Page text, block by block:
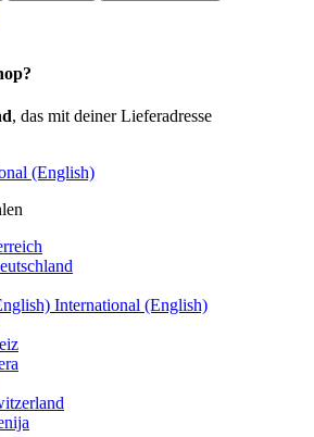
, das mit deiner Lieferadresse
(English)
International (English)